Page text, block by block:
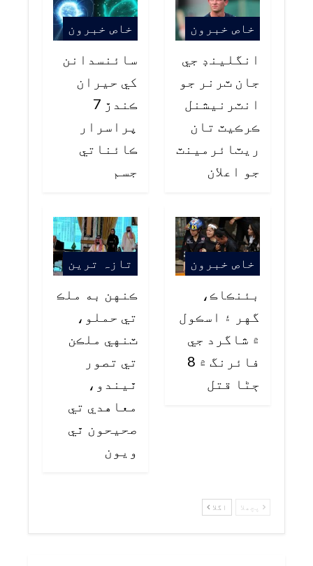
خاص خبرون
انگلينڊ جي
جان ٽرنر جو
انٽرنيشنل
ڪرڪيٽ تان
ريٽائرمينٽ
جو اعلان
خاص خبرون
سائنسدانن
کي حيران
ڪندڙ 7
پراسرار
ڪائناتي
جسم
خاص خبرون
بئنڪاڪ،
گهر ۽ اسڪول
۾ شاگرد جي
فائرنگ ۾ 8
ڄڻا قتل
تازہ ترین
ڪنهن به ملڪ
تي حملو،
ٽنهي ملڪن
تي تصور
ٿيندو،
معاهدي تي
صحيحون ٿي
ويون
پچھلا اگلا